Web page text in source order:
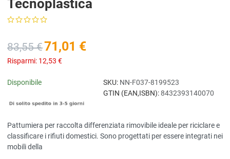
Tecnoplastica
83,55 €71,01 €
Risparmi: 12,53 €
Disponibile SKU: NN-F037-8199523
GTIN (EAN,ISBN): 8432393140070
Pattumiera per raccolta differenziata rimovibile ideale per riciclare e
classificare i rifiuti domestici. Sono progettati per essere integrati nei
mobili della